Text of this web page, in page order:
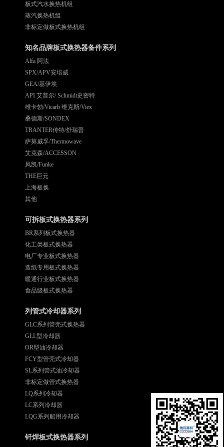
板式汽水换热机组
蒸汽换热机组
非标定做板式换热机组
知名品牌板式换热器备件系列
Alfa 阿法
SPX/APV安培威
GEA/基伊埃
API 艾普尔/ Schmidt史密特
维卡勃/Vicarb 维克斯/Viex
桑德斯/SONDEX
TRANTER传特/舒瑞普
萨莫威孚/Thermowave
艾克森/ACCESSON
风凯/Funke
THE巨元
上海板换
其他
可拆板式换热器系列
BR系列板式换热器
化工类板式换热器
电厂专业板式换热器
造纸专用板式换热器
暖通行业板式换热器
食品级板式换热器
列管式冷却器系列
GLC系列管壳式换热器
GLL型冷却器
OR型油冷却器
FCY型管壳式冷却器
SL系列管式油冷却器
非标定做管式换热器
LQ系列冷却器
LC系列冷却器
LQG系列船用冷却器
钎焊板式换热器系列